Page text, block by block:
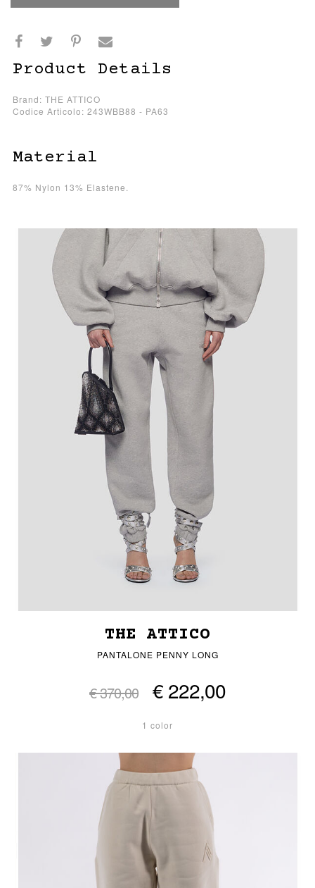
Product Details
Brand: THE ATTICO
Codice Articolo: 243WBB88 - PA63
Material
87% Nylon 13% Elastene.
THE ATTICO
PANTALONE PENNY LONG
€ 370,00 € 222,00
1 color